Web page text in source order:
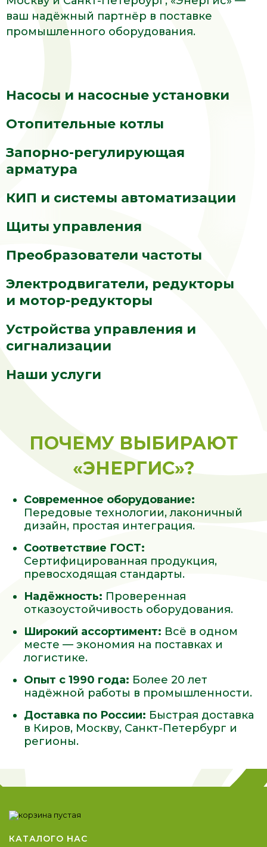
ваш надёжный партнёр в поставке
промышленного оборудования.
Насосы и насосные установки
Отопительные котлы
Запорно-регулирующая
арматура
КИП и системы автоматизации
Щиты управления
Преобразователи частоты
Электродвигатели, редукторы
и мотор-редукторы
Устройства управления и
сигнализации
Наши услуги
ПОЧЕМУ ВЫБИРАЮТ
«ЭНЕРГИС»?
Современное оборудование:
Передовые технологии, лаконичный
дизайн, простая интеграция.
Соответствие ГОСТ:
Сертифицированная продукция,
превосходящая стандарты.
Надёжность: Проверенная
отказоустойчивость оборудования.
Широкий ассортимент: Всё в одном
месте — экономия на поставках и
логистике.
Опыт с 1990 года: Более 20 лет
надёжной работы в промышленности.
Доставка по России: Быстрая доставка
в Киров, Москву, Санкт-Петербург и
регионы.
КАТАЛОГО НАС